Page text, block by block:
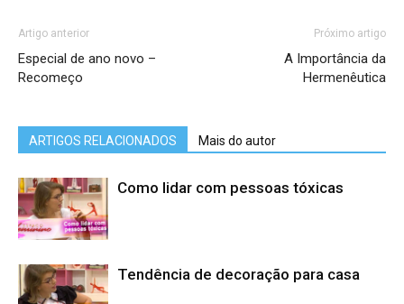
Artigo anterior
Especial de ano novo –
Recomeço
Próximo artigo
A Importância da
Hermenêutica
ARTIGOS RELACIONADOS Mais do autor
Como lidar com pessoas tóxicas
Tendência de decoração para casa